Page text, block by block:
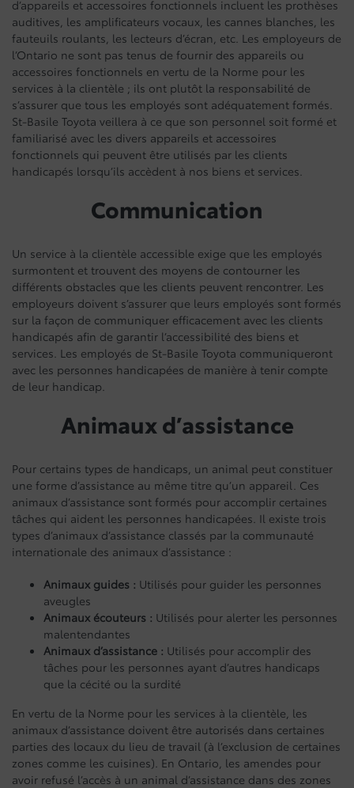
d’appareils et accessoires fonctionnels incluent les prothèses
auditives, les amplificateurs vocaux, les cannes blanches, les
fauteuils roulants, les lecteurs d’écran, etc. Les employeurs de
l’Ontario ne sont pas tenus de fournir des appareils ou
accessoires fonctionnels en vertu de la Norme pour les
services à la clientèle ; ils ont plutôt la responsabilité de
s’assurer que tous les employés sont adéquatement formés.
St-Basile Toyota veillera à ce que son personnel soit formé et
familiarisé avec les divers appareils et accessoires
fonctionnels qui peuvent être utilisés par les clients
handicapés lorsqu’ils accèdent à nos biens et services.
Communication
Un service à la clientèle accessible exige que les employés
surmontent et trouvent des moyens de contourner les
différents obstacles que les clients peuvent rencontrer. Les
employeurs doivent s’assurer que leurs employés sont formés
sur la façon de communiquer efficacement avec les clients
handicapés afin de garantir l’accessibilité des biens et
services. Les employés de St-Basile Toyota communiqueront
avec les personnes handicapées de manière à tenir compte
de leur handicap.
Animaux d’assistance
Pour certains types de handicaps, un animal peut constituer
une forme d’assistance au même titre qu’un appareil. Ces
animaux d’assistance sont formés pour accomplir certaines
tâches qui aident les personnes handicapées. Il existe trois
types d’animaux d’assistance classés par la communauté
internationale des animaux d’assistance :
Animaux guides : Utilisés pour guider les personnes
aveugles
Animaux écouteurs : Utilisés pour alerter les personnes
malentendantes
Animaux d’assistance : Utilisés pour accomplir des
tâches pour les personnes ayant d’autres handicaps
que la cécité ou la surdité
En vertu de la Norme pour les services à la clientèle, les
animaux d’assistance doivent être autorisés dans certaines
parties des locaux du lieu de travail (à l’exclusion de certaines
zones comme les cuisines). En Ontario, les amendes pour
avoir refusé l’accès à un animal d’assistance dans des zones